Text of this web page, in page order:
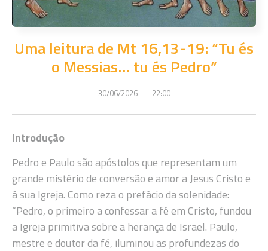
Uma leitura de Mt 16,13-19: “Tu és
o Messias… tu és Pedro”
30/06/2026 22:00
Introdução
Pedro e Paulo são apóstolos que representam um
grande mistério de conversão e amor a Jesus Cristo e
à sua Igreja. Como reza o prefácio da solenidade:
“Pedro, o primeiro a confessar a fé em Cristo, fundou
a Igreja primitiva sobre a herança de Israel. Paulo,
mestre e doutor da fé, iluminou as profundezas do